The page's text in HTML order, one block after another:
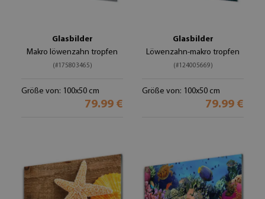
Glasbilder
Makro löwenzahn tropfen
(#175803465)
Größe von: 100x50 cm
79.99 €
Glasbilder
Löwenzahn-makro tropfen
(#124005669)
Größe von: 100x50 cm
79.99 €